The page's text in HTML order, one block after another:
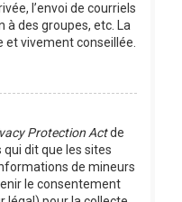
l’envoi de courriels
à des groupes, etc. La
et vivement conseillée.
Protection Actde
qui dit que les sites
de mineurs
le consentement